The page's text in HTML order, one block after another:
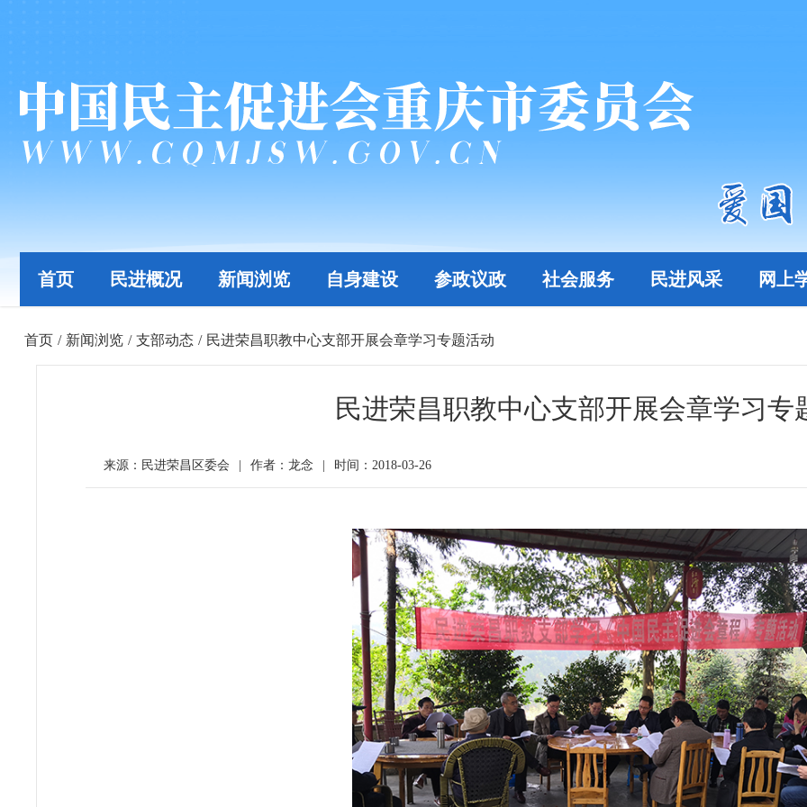
首页 民进概况 新闻浏览 自身建设 参政议政 社会服务 民进风采 网上
首页 / 新闻浏览 / 支部动态 / 民进荣昌职教中心支部开展会章学习专题活动
民进荣昌职教中心支部开展会章学习专
来源：民进荣昌区委会 作者：龙念 时间：2018-03-26